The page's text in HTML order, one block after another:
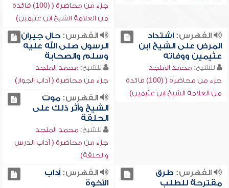
جزء من محاضرة ( (100) فائدة
من العلامة الشيخ ابن عثيمين)
الفهرس:اشتداد
المرض على الشيخ ابن
عثيمين ووفاته
للشيخ: محمد المنجد
جزء من محاضرة ( (100) فائدة
من العلامة الشيخ ابن عثيمين)
الفهرس:حال جيران
الرسول صلى الله عليه
وسلم والصحابة
للشيخ: محمد المنجد
جزء من محاضرة ( آداب الجوار)
الفهرس:موت
الشيخ وأثر ذلك على
الحلقة
للشيخ: محمد المنجد
جزء من محاضرة ( آداب الدرس
والحلقة)
الفهرس: طرق
مقترحة للطلب
الفهرس:آداب
الأخوة